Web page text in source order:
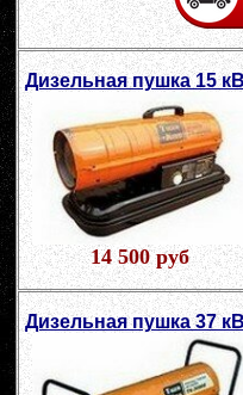
Дизельная пушка 15
14 500 руб
Дизельная пушка 37